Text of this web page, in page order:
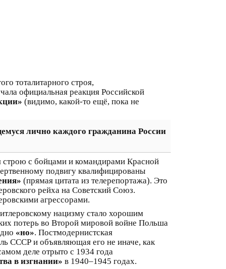
тоталитарного строя,
официальная реакция Российской
(видимо, какой-то ещё, пока не
лично каждого гражданина России
строю с бойцами и командирами Красной
подвигу квалифицированы
(прямая цитата из телерепортажа). Это
рейха на Советский Союз.
агрессорами.
нацизму стало хорошим
потерь во Второй мировой войне Польша
«но». Постмодернистская
СССР и объявляющая его не иначе, как
деле отрыто с 1934 года
в изгнании» в 1940–1945 годах.